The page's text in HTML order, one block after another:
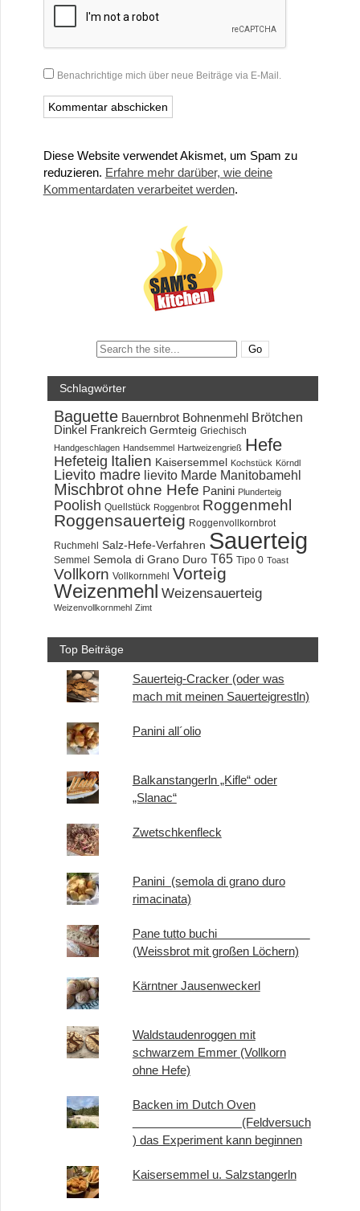
Benachrichtige mich über neue Beiträge via E-Mail.
Diese Website verwendet Akismet, um Spam zu
reduzieren. Erfahre mehr darüber, wie deine
Kommentardaten verarbeitet werden.
Search:
Schlagwörter
Baguette Bauernbrot Bohnenmehl Brötchen
Dinkel Frankreich Germteig Griechisch
Handgeschlagen Handsemmel Hartweizengrieß Hefe
Hefeteig Italien Kaisersemmel Kochstück Körndl
Lievito madre lievito Marde Manitobamehl
Mischbrot ohne Hefe Panini Plunderteig
Poolish Quellstück Roggenbrot Roggenmehl
Roggensauerteig Roggenvollkornbrot
Ruchmehl Salz-Hefe-Verfahren Sauerteig
Semmel Semola di Grano Duro T65 Tipo 0 Toast
Vollkorn Vollkornmehl Vorteig
Weizenmehl Weizensauerteig
Weizenvollkornmehl Zimt
Top Beiträge
Sauerteig-Cracker (oder was
mach mit meinen Sauerteigrestln)
Panini all´olio
Balkanstangerln „Kifle“ oder
„Slanac“
Zwetschkenfleck
Panini (semola di grano duro
rimacinata)
Pane tutto buchi
(Weissbrot mit großen Löchern)
Kärntner Jausenweckerl
Waldstaudenroggen mit
schwarzem Emmer (Vollkorn
ohne Hefe)
Backen im Dutch Oven
(Feldversuch
) das Experiment kann beginnen
Kaisersemmel u. Salzstangerln